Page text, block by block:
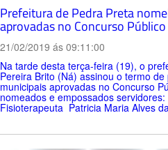
Prefeitura de Pedra Preta
aprovadas no Concurso Público
21/02/2019 ás 09:11:00
Na tarde desta terça-feira (19), o
Pereira Brito (Ná) assinou o termo
municipais aprovadas no Concurso
nomeados e empossados
Fisioterapeuta Patricia Maria Alves